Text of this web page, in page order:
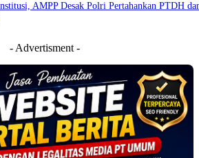
AMPP Desak Polri Pertahankan PTDH
- Advertisment -